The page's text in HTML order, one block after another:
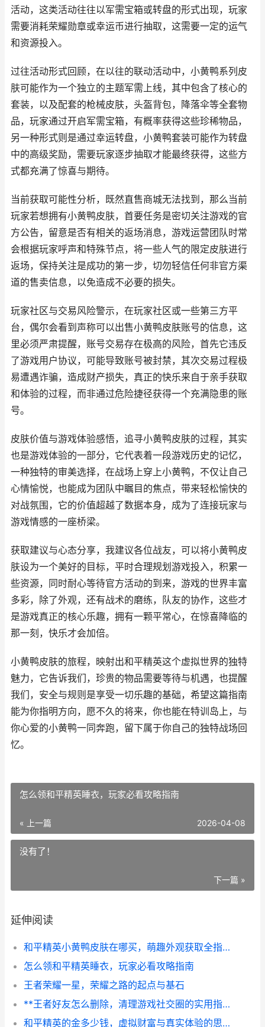
活动，这类活动往往以军需宝箱或转盘的形式出现，玩家
需要消耗荣耀勋章或幸运币进行抽取，这需要一定的运气
和资源投入。
过往活动形式回顾，在以往的联动活动中，小黄鸭系列皮
肤可能作为一个独立的主题军需上线，其中包含了核心的
套装，以及配套的枪械皮肤，头盔背包，降落伞等全套物
品，玩家通过开启军需宝箱，有概率获得这些珍稀物品，
另一种形式则是通过幸运转盘，小黄鸭套装可能作为转盘
中的高级奖励，需要玩家逐步抽取才能最终获得，这些方
式都充满了惊喜与期待。
当前获取可能性分析，既然直售商城无法找到，那么当前
玩家若想拥有小黄鸭皮肤，首要任务是密切关注游戏的官
方公告，留意是否有相关的返场消息，游戏运营团队时常
会根据玩家呼声和特殊节点，将一些人气的限定皮肤进行
返场，保持关注是成功的第一步，切勿轻信任何非官方渠
道的售卖信息，以免造成不必要的损失。
玩家社区与交易风险警示，在玩家社区或一些第三方平
台，偶尔会看到声称可以出售小黄鸭皮肤账号的信息，这
里必须严肃提醒，账号交易存在极高的风险，首先它违反
了游戏用户协议，可能导致账号被封禁，其次交易过程极
易遭遇诈骗，造成财产损失，真正的快乐来自于亲手获取
和体验的过程，而非通过危险捷径获得一个充满隐患的账
号。
皮肤价值与游戏体验感悟，追寻小黄鸭皮肤的过程，其实
也是游戏体验的一部分，它代表着一段游戏历史的记忆，
一种独特的审美选择，在战场上穿上小黄鸭，不仅让自己
心情愉悦，也能成为团队中瞩目的焦点，带来轻松愉快的
对战氛围，它的价值超越了数据本身，成为了连接玩家与
游戏情感的一座桥梁。
获取建议与心态分享，我建议各位战友，可以将小黄鸭皮
肤设为一个美好的目标，平时合理规划游戏投入，积累一
些资源，同时耐心等待官方活动的到来，游戏的世界丰富
多彩，除了外观，还有战术的磨练，队友的协作，这些才
是游戏真正的核心乐趣，拥有一颗平常心，在惊喜降临的
那一刻，快乐才会加倍。
小黄鸭皮肤的旅程，映射出和平精英这个虚拟世界的独特
魅力，它告诉我们，珍贵的物品需要等待与机遇，也提醒
我们，安全与规则是享受一切乐趣的基础，希望这篇指南
能为你指明方向，愿不久的将来，你也能在特训岛上，与
你心爱的小黄鸭一同奔跑，留下属于你自己的独特战场回
忆。
怎么领和平精英睡衣，玩家必看攻略指南
« 上一篇 2026-04-08
没有了！
下一篇 »
延伸阅读
和平精英小黄鸭皮肤在哪买，萌趣外观获取全指南，副标题，资深玩家带你探寻小黄鸭的珍藏之路
怎么领和平精英睡衣，玩家必看攻略指南
王者荣耀一星，荣耀之路的起点与基石
**王者好友怎么删除，清理游戏社交圈的实用指南**
和平精英的金多少钱，虚拟财富与真实体验的思辨副标题